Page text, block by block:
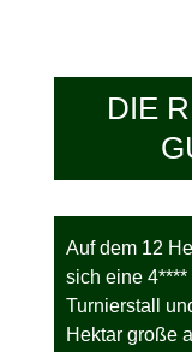
DIE
Auf dem 12
sich eine
Turnierstall
Hektar große